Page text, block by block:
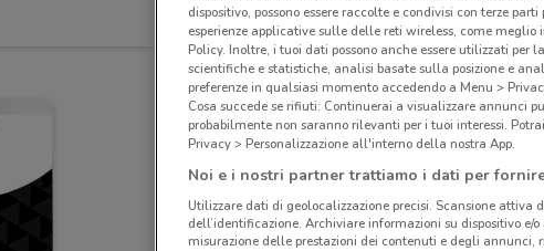
dispositivo, possono essere raccolte e condivisi con terze
esperienze applicative sulle delle reti wireless, come
Policy. Inoltre, i tuoi dati possono anche essere utilizzati per
scientifiche e statistiche, analisi basate sulla posizione e
preferenze in qualsiasi momento accedendo a Menu >
Cosa succede se rifiuti: Continuerai a visualizzare annunci
probabilmente non saranno rilevanti per i tuoi interessi.
Privacy > Personalizzazione all'interno della nostra App.
Noi e i nostri partner trattiamo i dati per
Utilizzare dati di geolocalizzazione precisi. Scansione attiva
dell’identificazione. Archiviare informazioni su dispositivo e/
misurazione delle prestazioni dei contenuti e degli annunci,